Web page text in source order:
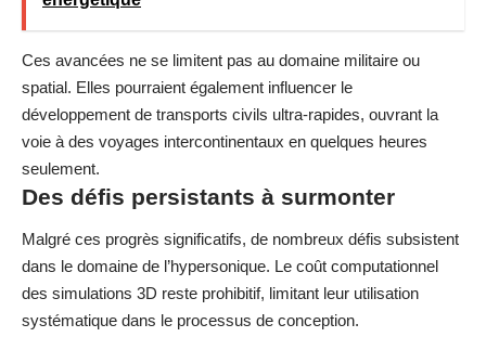
Ces avancées ne se limitent pas au domaine militaire ou
spatial. Elles pourraient également influencer le
développement de transports civils ultra-rapides, ouvrant la
voie à des voyages intercontinentaux en quelques heures
seulement.
Des défis persistants à surmonter
Malgré ces progrès significatifs, de nombreux défis subsistent
dans le domaine de l’hypersonique. Le coût computationnel
des simulations 3D reste prohibitif, limitant leur utilisation
systématique dans le processus de conception.